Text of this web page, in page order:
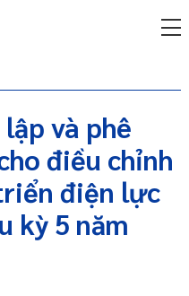
và phê
điều chỉnh
điện lực
kỳ 5 năm
đơn vị tư vấn lập quy hoạch
Đề án điều chỉnh Quy hoạch
kiến về vị trí quy hoạch
thiện đề án